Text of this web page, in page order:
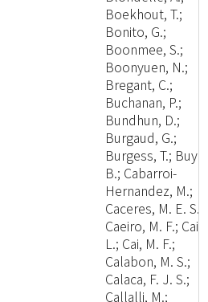
Boekhout, T.;
Bonito, G.;
Boonmee, S.;
Boonyuen, N.;
Bregant, C.;
Buchanan, P.;
Bundhun, D.;
Burgaud, G.;
Burgess, T.;
B.; Cabarroi-
Hernandez, M.;
Caceres, M. E. S.;
Caeiro, M. F.; Cai,
L.; Cai, M. F.;
Calabon, M. S.;
Calaca, F. J. S.;
Callalli, M.;